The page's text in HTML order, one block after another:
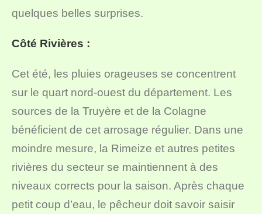
quelques belles surprises.
Côté Rivières :
Cet été, les pluies orageuses se concentrent
sur le quart nord-ouest du département. Les
sources de la Truyère et de la Colagne
bénéficient de cet arrosage régulier. Dans une
moindre mesure, la Rimeize et autres petites
rivières du secteur se maintiennent à des
niveaux corrects pour la saison. Après chaque
petit coup d’eau, le pêcheur doit savoir saisir